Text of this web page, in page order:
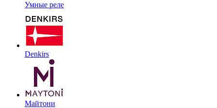
Умные реле
Denkirs
Майтони